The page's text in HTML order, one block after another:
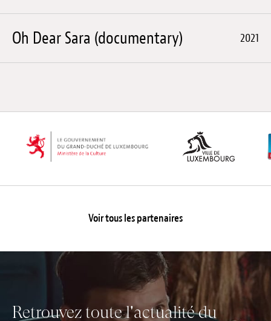
Oh Dear Sara (documentary) 2021
Voir tous les partenaires
Retrouvez toute l'actualité du